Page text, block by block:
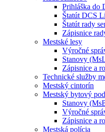
Prihláška do
Štatút DCS
Štatút rady
Zápisnice
Mestské lesy
Výročné
Stanovy
Zápisnice a
Technické služby
Mestský cintorín
Mestský bytový
Stanovy
Výročné
Zápisnice a
Mestská polícia